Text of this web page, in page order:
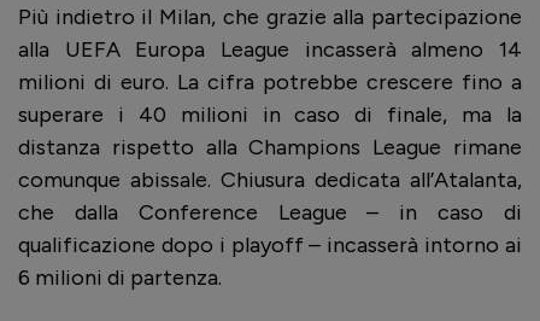
Più indietro il Milan, che grazie alla partecipazione
alla UEFA Europa League incasserà almeno 14
milioni di euro. La cifra potrebbe crescere fino a
superare i 40 milioni in caso di finale, ma la
distanza rispetto alla Champions League rimane
comunque abissale. Chiusura dedicata all’Atalanta,
che dalla Conference League – in caso di
qualificazione dopo i playoff – incasserà intorno ai
6 milioni di partenza.